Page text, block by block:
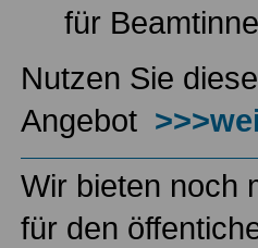
für
Nutzen Sie
Angebot
Wir bieten noch
für den